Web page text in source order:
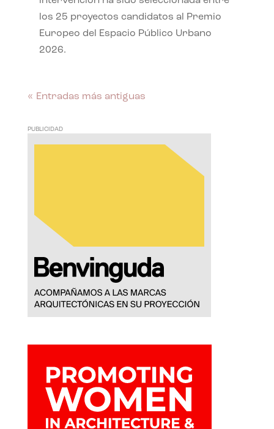
los 25 proyectos candidatos al Premio
Europeo del Espacio Público Urbano
2026.
« Entradas más antiguas
PUBLICIDAD